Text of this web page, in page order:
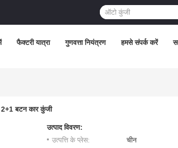
फैक्टरी यात्रा गुणवत्ता नियंत्रण हमसे संपर्क करें
2+1 बटन कार कुंजी
उत्पाद विवरण:
उत्पत्ति के प्लेस:
चीन